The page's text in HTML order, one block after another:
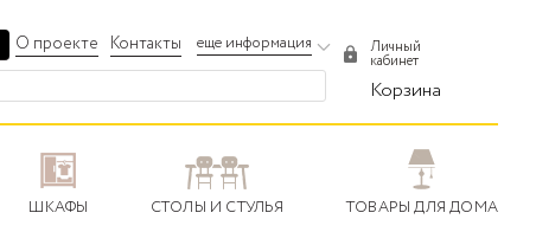
О проекте Контакты еще информация Личный
кабинет
Корзина
ШКАФЫ СТОЛЫ И СТУЛЬЯ ТОВАРЫ ДЛЯ ДОМА